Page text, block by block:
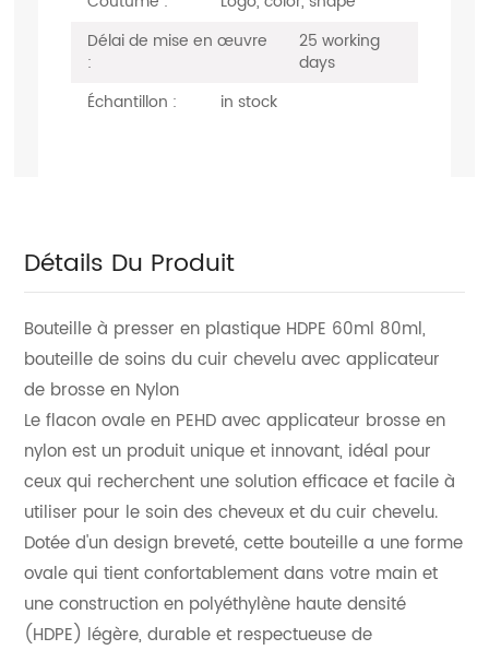
Délai de mise en œuvre
:
25 working
days
Échantillon :
in stock
Détails Du Produit
Bouteille à presser en plastique HDPE 60ml 80ml,
bouteille de soins du cuir chevelu avec applicateur
de brosse en Nylon
Le flacon ovale en PEHD avec applicateur brosse en
nylon est un produit unique et innovant, idéal pour
ceux qui recherchent une solution efficace et facile à
utiliser pour le soin des cheveux et du cuir chevelu.
Dotée d'un design breveté, cette bouteille a une forme
ovale qui tient confortablement dans votre main et
une construction en polyéthylène haute densité
(HDPE) légère, durable et respectueuse de